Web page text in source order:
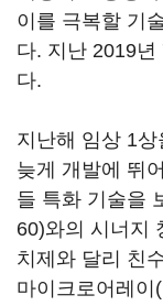
이를 극복할 기
다. 지난 2019년
다.
지난해 임상 1
늦게 개발에 뛰
들 특화 기술을
60)와의 시너지
치제와 달리 친
마이크로어레이